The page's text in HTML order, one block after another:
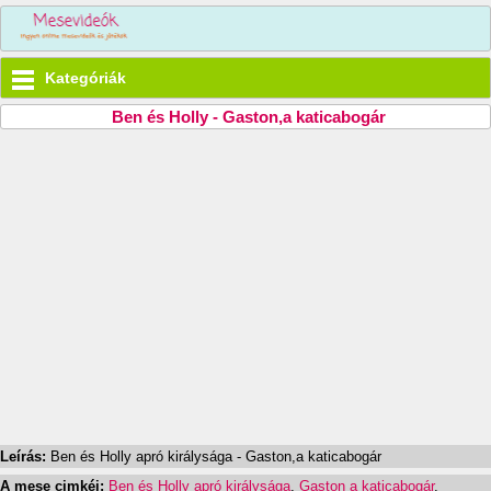
Kategóriák
Ben és Holly - Gaston,a katicabogár
Leírás: Ben és Holly apró királysága - Gaston,a katicabogár
A mese cimkéi: Ben és Holly apró királysága Gaston a katicabogár,